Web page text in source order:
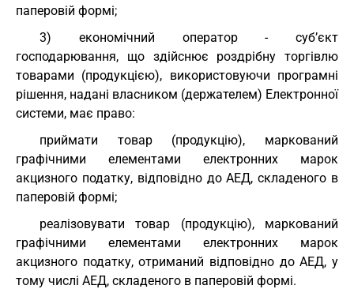
паперовій формі;
3) економічний оператор - суб’єкт
господарювання, що здійснює роздрібну торгівлю
товарами (продукцією), використовуючи програмні
рішення, надані власником (держателем) Електронної
системи, має право:
приймати товар (продукцію), маркований
графічними елементами електронних марок
акцизного податку, відповідно до АЕД, складеного в
паперовій формі;
реалізовувати товар (продукцію), маркований
графічними елементами електронних марок
акцизного податку, отриманий відповідно до АЕД, у
тому числі АЕД, складеного в паперовій формі.